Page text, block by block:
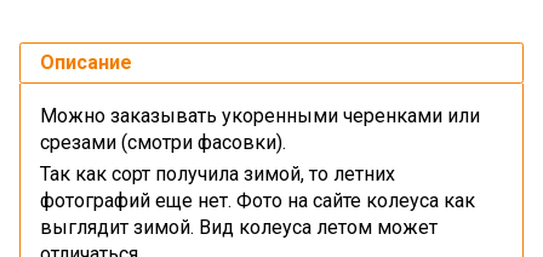
Описание
Можно заказывать укоренными черенками или
срезами (смотри фасовки).
Так как сорт получила зимой, то летних
фотографий еще нет. Фото на сайте колеуса как
выглядит зимой. Вид колеуса летом может